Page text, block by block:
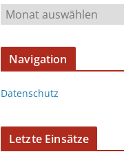
Navigation
Datenschutz
Letzte Einsätze